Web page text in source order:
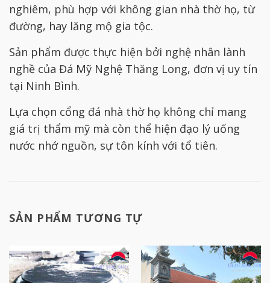
nghiêm, phù hợp với không gian nhà thờ họ, từ
đường, hay lăng mộ gia tộc.
Sản phẩm được thực hiện bởi nghệ nhân lành
nghề của Đá Mỹ Nghệ Thăng Long, đơn vị uy tín
tại Ninh Bình.
Lựa chọn cổng đá nhà thờ họ không chỉ mang
giá trị thẩm mỹ mà còn thể hiện đạo lý uống
nước nhớ nguồn, sự tôn kính với tổ tiên.
SẢN PHẨM TƯƠNG TỰ